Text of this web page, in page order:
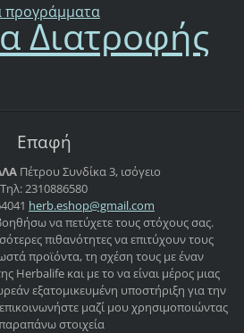
προγράμματα
Διατροφής
Επαφή
Πέτρου Συνδίκα 3, ισόγειο
Τηλ: 2310886580
herb.eshop@gmail.com
να πετύχετε τους στόχους σας.
πιθανότητες να επιτύχουν τους
προϊόντα, τη σχέση τους με έναν
Herbalife και με το να είναι μέρος μιας
εξατομικευμένη υποστήριξη για την
μαζί μου χρησιμοποιώντας
στοιχεία